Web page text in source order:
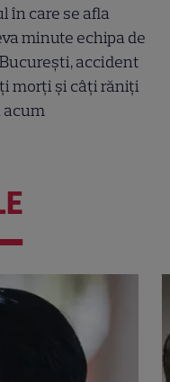
în care se afla
minute echipa de
accident
morți și câți răniți
acum